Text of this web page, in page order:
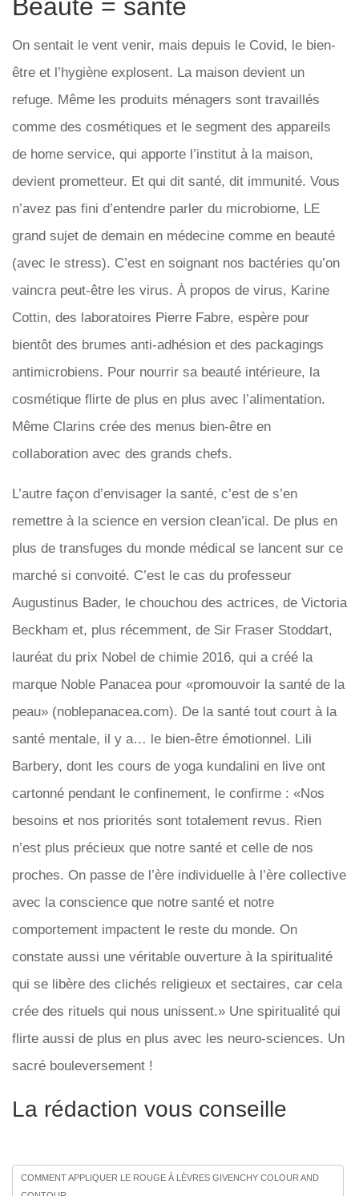
Beauté = santé
On sentait le vent venir, mais depuis le Covid, le bien-
être et l’hygiène explosent. La maison devient un
refuge. Même les produits ménagers sont travaillés
comme des cosmétiques et le segment des appareils
de home service, qui apporte l’institut à la maison,
devient prometteur. Et qui dit santé, dit immunité. Vous
n’avez pas fini d’entendre parler du microbiome, LE
grand sujet de demain en médecine comme en beauté
(avec le stress). C’est en soignant nos bactéries qu’on
vaincra peut-être les virus. À propos de virus, Karine
Cottin, des laboratoires Pierre Fabre, espère pour
bientôt des brumes anti-adhésion et des packagings
antimicrobiens. Pour nourrir sa beauté intérieure, la
cosmétique flirte de plus en plus avec l’alimentation.
Même Clarins crée des menus bien-être en
collaboration avec des grands chefs.
L’autre façon d’envisager la santé, c’est de s’en
remettre à la science en version clean’ical. De plus en
plus de transfuges du monde médical se lancent sur ce
marché si convoité. C’est le cas du professeur
Augustinus Bader, le chouchou des actrices, de Victoria
Beckham et, plus récemment, de Sir Fraser Stoddart,
lauréat du prix Nobel de chimie 2016, qui a créé la
marque Noble Panacea pour «promouvoir la santé de la
peau» (noblepanacea.com). De la santé tout court à la
santé mentale, il y a… le bien-être émotionnel. Lili
Barbery, dont les cours de yoga kundalini en live ont
cartonné pendant le confinement, le confirme : «Nos
besoins et nos priorités sont totalement revus. Rien
n’est plus précieux que notre santé et celle de nos
proches. On passe de l’ère individuelle à l’ère collective
avec la conscience que notre santé et notre
comportement impactent le reste du monde. On
constate aussi une véritable ouverture à la spiritualité
qui se libère des clichés religieux et sectaires, car cela
crée des rituels qui nous unissent.» Une spiritualité qui
flirte aussi de plus en plus avec les neuro-sciences. Un
sacré bouleversement !
La rédaction vous conseille
COMMENT APPLIQUER LE ROUGE À LÈVRES GIVENCHY COLOUR AND